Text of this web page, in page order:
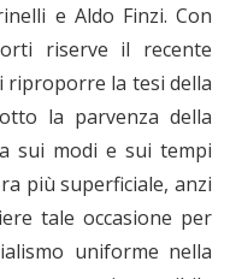
e Aldo Finzi. Con
riserve il recente
riproporre la tesi della
la parvenza della
sui modi e sui tempi
più superficiale, anzi
tale occasione per
uniforme nella